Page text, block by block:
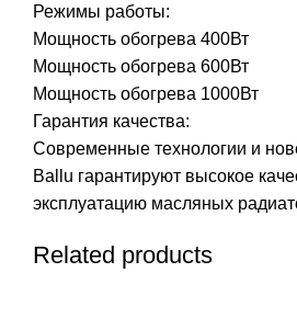
Режимы работы:
Мощность обогрева 400Вт
Мощность обогрева 600Вт
Мощность обогрева 1000Вт
Гарантия качества:
Современные технологии и
Ballu гарантируют высокое
эксплуатацию масляных
Related products